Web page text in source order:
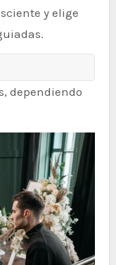
y elige
dependiendo